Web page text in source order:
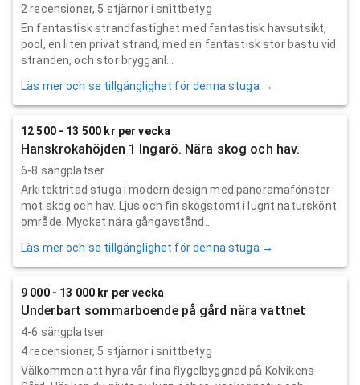
2 recensioner, 5 stjärnor i snittbetyg
En fantastisk strandfastighet med fantastisk havsutsikt,
pool, en liten privat strand, med en fantastisk stor bastu vid
stranden, och stor brygganl...
Läs mer och se tillgänglighet för denna stuga →
12 500 - 13 500 kr per vecka
Hanskrokahöjden 1 Ingarö. Nära skog och hav.
6-8 sängplatser
Arkitektritad stuga i modern design med panoramafönster
mot skog och hav. Ljus och fin skogstomt i lugnt naturskönt
område. Mycket nära gångavstånd...
Läs mer och se tillgänglighet för denna stuga →
9 000 - 13 000 kr per vecka
Underbart sommarboende på gård nära vattnet
4-6 sängplatser
4recensioner, 5 stjärnor i snittbetyg
Välkommen att hyra vår fina flygelbyggnad på Kolvikens